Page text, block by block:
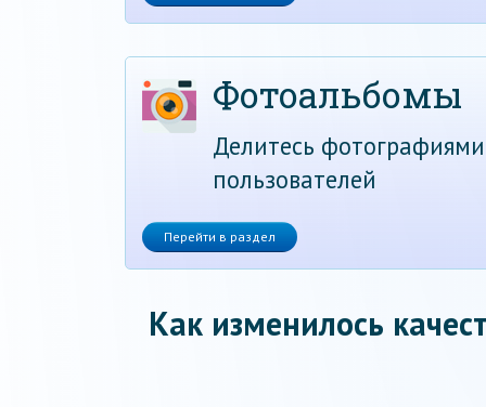
Фотоальбомы
Делитесь
пользователей
Перейти в раздел
Как изменилось